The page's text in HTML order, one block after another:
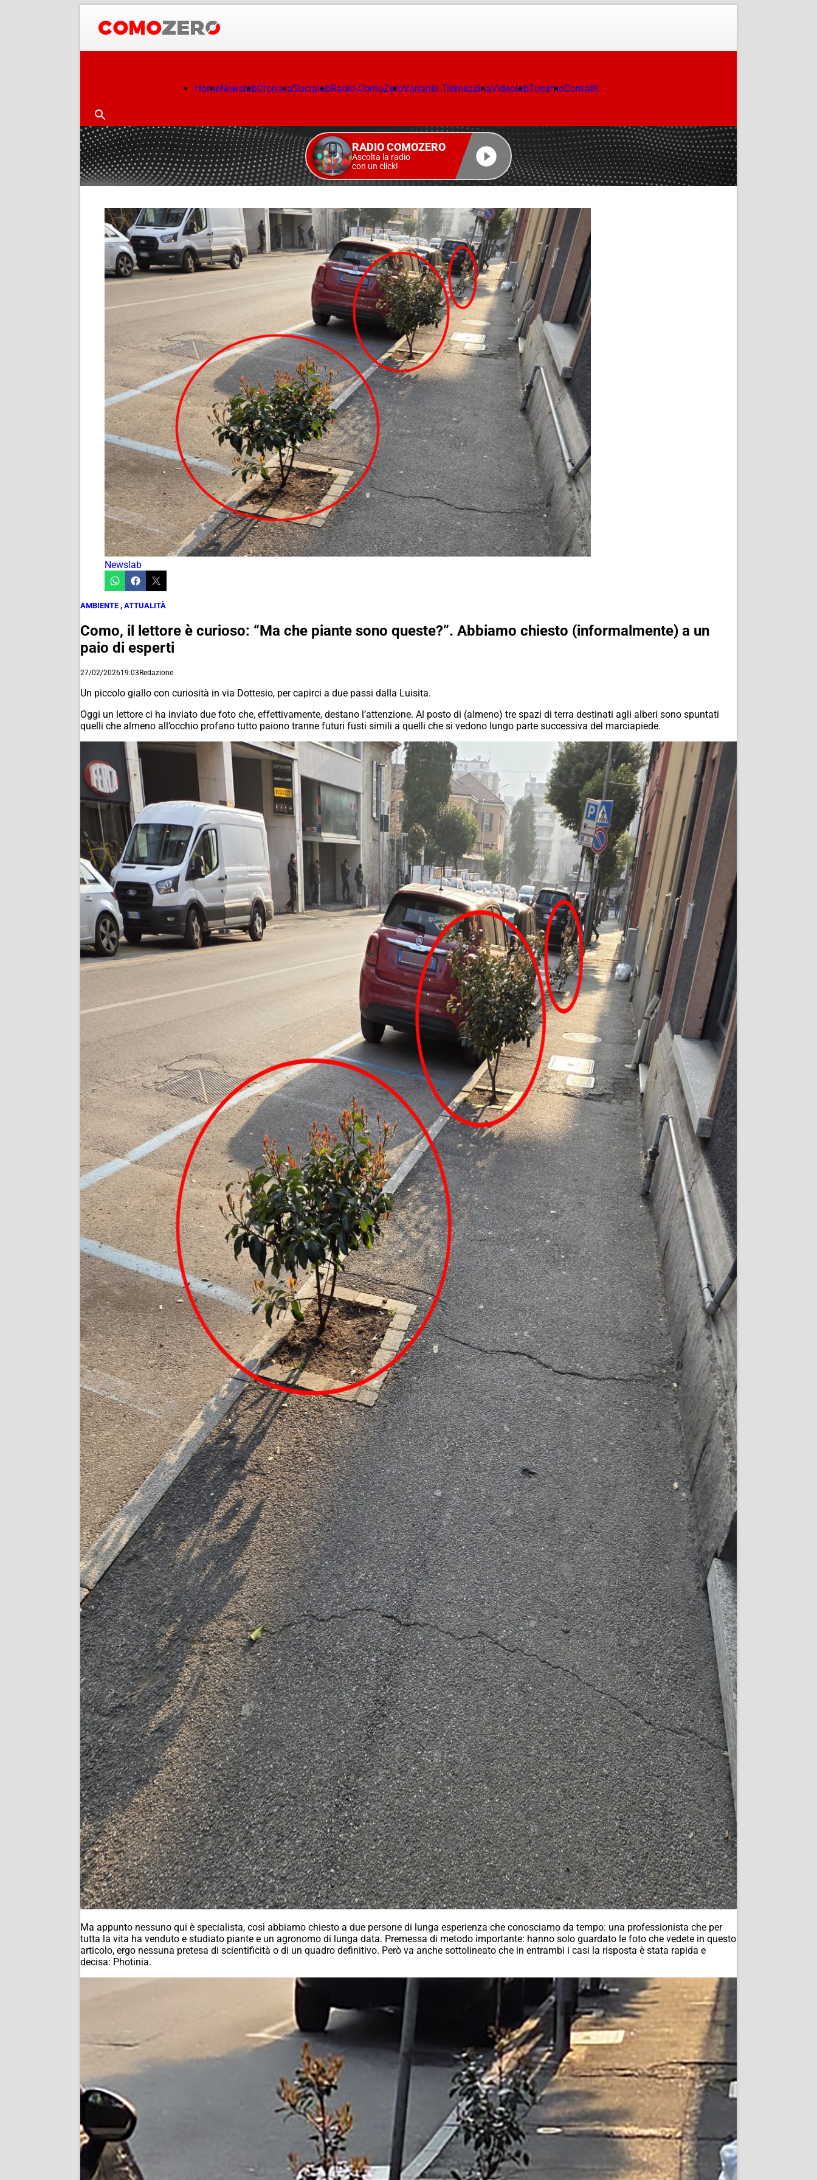
HomeNewslabCronacaSocialabRadio ComoZeroVariante TremezzinaVideolabTurismoContatti
RADIO COMOZERO
Ascolta la radio
con un click!
Newslab
AMBIENTE , ATTUALITÀ
Como, il lettore è curioso: “Ma che piante sono queste?”. Abbiamo chiesto (informalmente) a un
paio di esperti
27/02/202619:03Redazione
Un piccolo giallo con curiosità in via Dottesio, per capirci a due passi dalla Luisita.
Oggi un lettore ci ha inviato due foto che, effettivamente, destano l’attenzione. Al posto di (almeno) tre spazi di terra destinati agli alberi sono spuntati
quelli che almeno all’occhio profano tutto paiono tranne futuri fusti simili a quelli che si vedono lungo parte successiva del marciapiede.
Ma appunto nessuno qui è specialista, così abbiamo chiesto a due persone di lunga esperienza che conosciamo da tempo: una professionista che per
tutta la vita ha venduto e studiato piante e un agronomo di lunga data. Premessa di metodo importante: hanno solo guardato le foto che vedete in questo
articolo, ergo nessuna pretesa di scientificità o di un quadro definitivo. Però va anche sottolineato che in entrambi i casi la risposta è stata rapida e
decisa: Photinia.